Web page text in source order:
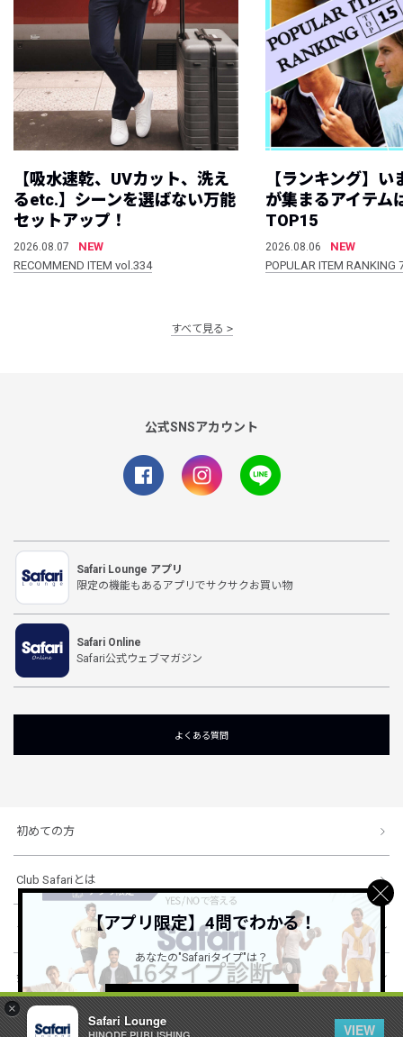
×
Safari Lounge
VIEW
【吸水速乾、UVカット、洗え
るetc.】シーンを選ばない万能
セットアップ！
2026.08.07
NEW
RECOMMEND ITEM vol.334
【ランキング】
が集まるアイテム
TOP15
2026.08.06
NEW
POPULAR ITEM
すべて見る
公式SNSアカウント
Safari Lounge アプリ
限定の機能もあるアプリでサクサクお買い物
Safari Online
Safari公式ウェブマガジン
よくある質問
初めての方
Club Safariとは
ショッピングガイド
会社概要・規約
【アプリ限定】4問でわかる！
あなたの"Safariタイプ"は？
詳しくはこちら ＞